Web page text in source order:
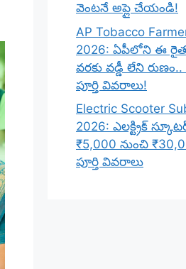
వెంటనే అప్లై చేయండి!
AP Tobacco
2026: ఏపీలోని ఈ
వరకు వడ్డీ లేని రుణం..
పూర్తి వివరాలు!
Electric Scooter
2026: ఎలక్ట్రిక్
₹5,000 నుంచి
పూర్తి వివరాలు